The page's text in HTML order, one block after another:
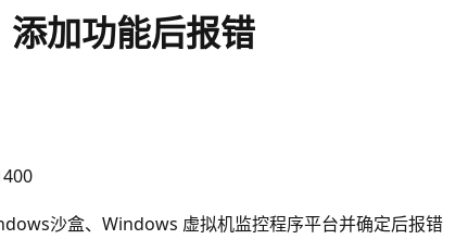
加功能后报错
沙盒、Windows 虚拟机监控程序平台并确定后报错